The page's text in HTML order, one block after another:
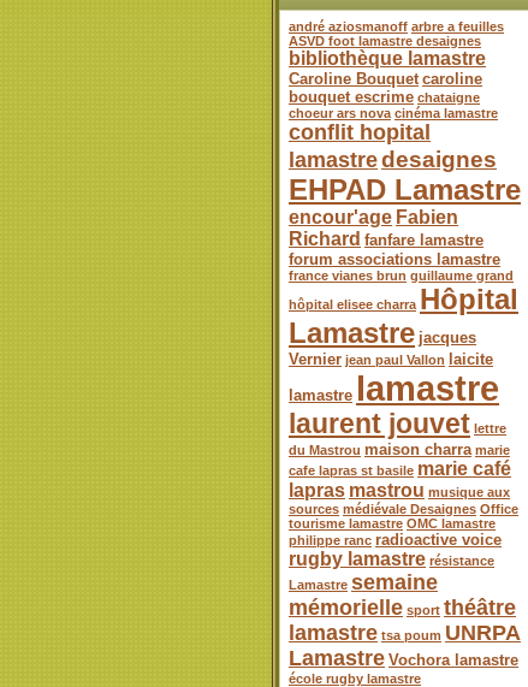
andré aziosmanoff arbre a feuilles
ASVD foot lamastre desaignes
bibliothèque lamastre
Caroline Bouquet caroline
bouquet escrime chataigne
choeur ars nova cinéma lamastre
conflit hopital
lamastredesaignes
EHPAD Lamastre
encour'age Fabien
Richard fanfare lamastre
forum associations lamastre
france vianes brun guillaume grand
hôpital elisee charra Hôpital
Lamastre jacques
Vernier jean paul Vallon
laicite
lamastre lamastre
laurent jouvet lettre
du Mastrou maison charra marie
cafe lapras st basile marie café
lapras mastrou musique aux
sources médiévale Desaignes Office
tourisme lamastre OMC lamastre
philippe ranc radioactive voice
rugby lamastre résistance
Lamastre semaine
mémorielle sport théâtre
lamastre tsa poum UNRPA
Lamastre Vochora lamastre
école rugby lamastre